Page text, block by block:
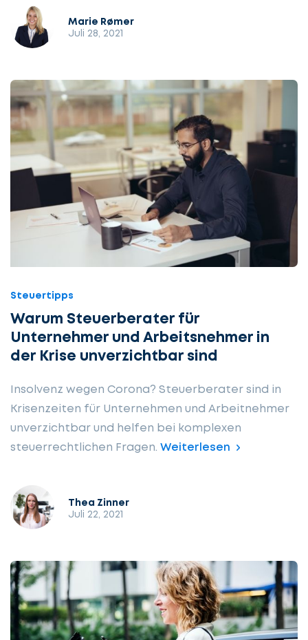
Marie Rømer
Juli 28, 2021
Steuertipps
Warum Steuerberater für
Unternehmer und Arbeitsnehmer in
der Krise unverzichtbar sind
Insolvenz wegen Corona? Steuerberater sind in
Krisenzeiten für Unternehmen und Arbeitnehmer
unverzichtbar und helfen bei komplexen
steuerrechtlichen Fragen. Weiterlesen
Thea Zinner
Juli 22, 2021